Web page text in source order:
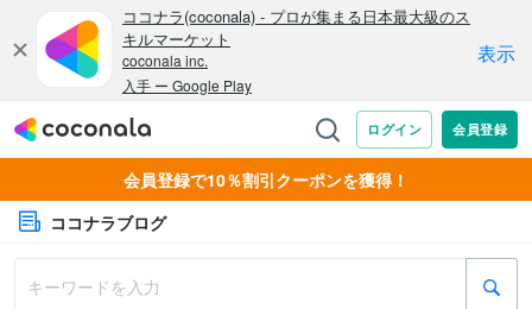
会員登録で10％割引クーポンを獲得！
ココナラブログ